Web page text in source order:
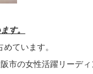
す。
ています。
市の女性活躍リーデ